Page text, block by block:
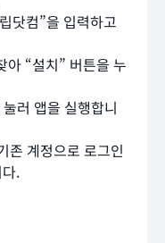
닷컴”을 입력하고
“설치” 버튼을 누
러 앱을 실행합니
존 계정으로 로그인
.